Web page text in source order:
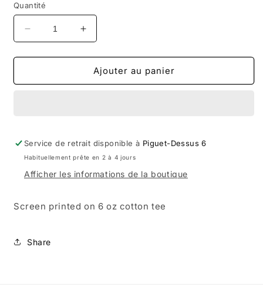
Quantité
Réduire
la
quantité
SNACK
Augmenter
la
quantité
de
SNACK
Ajouter au panier
Service de retrait disponible à Piguet-Dessus 6
Habituellement prête en 2 à 4 jours
Afficher les informations de la boutique
Screen printed on 6 oz cotton tee
Share